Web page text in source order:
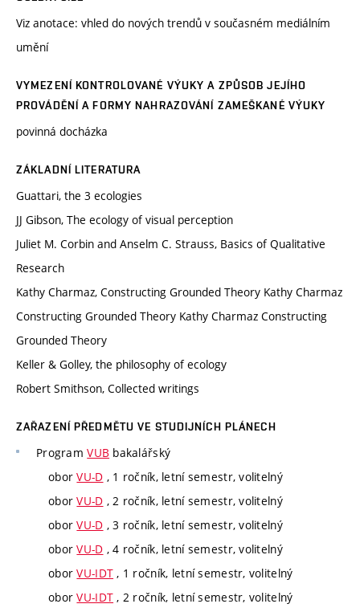
Viz anotace: vhled do nových trendů v současném mediálním
umění
VYMEZENÍ KONTROLOVANÉ VÝUKY A ZPŮSOB JEJÍHO
PROVÁDĚNÍ A FORMY NAHRAZOVÁNÍ ZAMEŠKANÉ VÝUKY
povinná docházka
ZÁKLADNÍ LITERATURA
Guattari, the 3 ecologies
JJ Gibson, The ecology of visual perception
Juliet M. Corbin and Anselm C. Strauss, Basics of Qualitative
Research
Kathy Charmaz, Constructing Grounded Theory Kathy Charmaz
Constructing Grounded Theory Kathy Charmaz Constructing
Grounded Theory
Keller & Golley, the philosophy of ecology
Robert Smithson, Collected writings
ZAŘAZENÍ PŘEDMĚTU VE STUDIJNÍCH PLÁNECH
ProgramVUB bakalářský
oborVU-D , 1 ročník, letní semestr, volitelný
oborVU-D , 2 ročník, letní semestr, volitelný
oborVU-D , 3 ročník, letní semestr, volitelný
oborVU-D , 4 ročník, letní semestr, volitelný
oborVU-IDT , 1 ročník, letní semestr, volitelný
oborVU-IDT , 2 ročník, letní semestr, volitelný